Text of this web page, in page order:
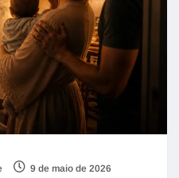
9 de maio de 2026